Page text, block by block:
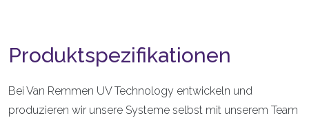
Produktspezifikationen
Bei Van Remmen UV Technology entwickeln und
produzieren wir unsere Systeme selbst mit unserem Team